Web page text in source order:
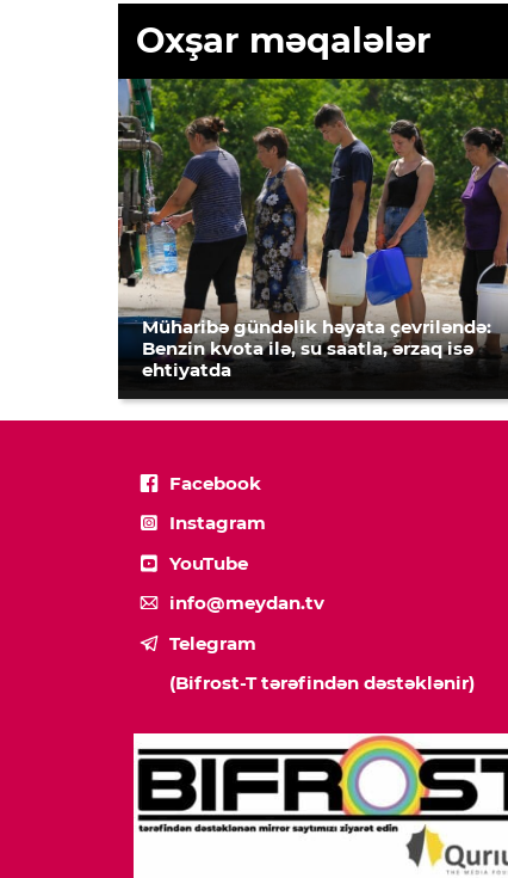
Oxşar məqalələr
Müharibə gündəlik həyata çevriləndə:
Benzin kvota ilə, su saatla, ərzaq isə
ehtiyatda
Facebook
Instagram
YouTube
info@meydan.tv
Telegram
(Bifrost-T tərəfindən dəstəklənir)